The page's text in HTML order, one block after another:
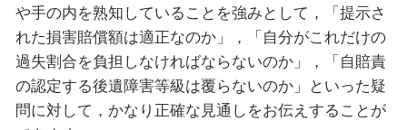
や手の内を熟知していることを強みとして，「提示さ
れた損害賠償額は適正なのか」，「自分がこれだけの
過失割合を負担しなければならないのか」，「自賠責
の認定する後遺障害等級は覆らないのか」といった疑
問に対して，かなり正確な見通しをお伝えすることが